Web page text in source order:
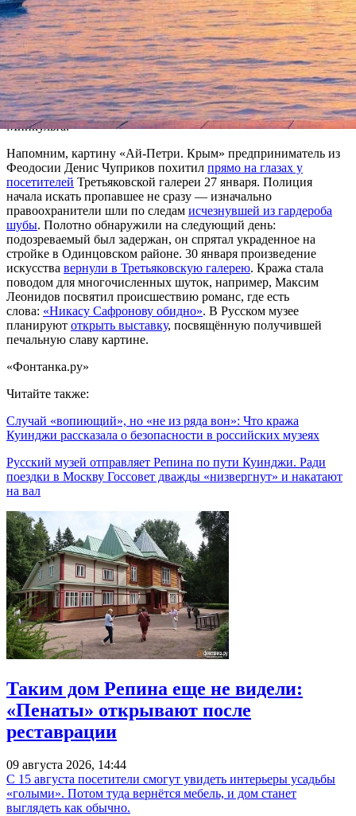
По сведениям журналистов, дисциплинарным взысканиям
также подвергнутся и другие сотрудники музея, в их числе
главный хранитель, начальники выставочного отдела и отдела
музейных смотрителей. Начальник службы безопасности
Третьяковки будет уволен. Инцидент произошёл «в результате
раскоординированности действий структурных
подразделений музея», цитирует РБК пресс-службу
Минкульта.
Напомним, картину «Ай-Петри. Крым» предприниматель из
Феодосии Денис Чуприков похитил прямо на глазах у
посетителей Третьяковской галереи 27 января. Полиция
начала искать пропавшее не сразу — изначально
правоохранители шли по следам исчезнувшей из гардероба
шубы. Полотно обнаружили на следующий день:
подозреваемый был задержан, он спрятал украденное на
стройке в Одинцовском районе. 30 января произведение
искусства вернули в Третьяковскую галерею. Кража стала
поводом для многочисленных шуток, например, Максим
Леонидов посвятил происшествию романс, где есть
слова: «Никасу Сафронову обидно». В Русском музее
планируют открыть выставку, посвящённую получившей
печальную славу картине.
«Фонтанка.ру»
Читайте также:
Случай «вопиющий», но «не из ряда вон»: Что кража
Куинджи рассказала о безопасности в российских музеях
Русский музей отправляет Репина по пути Куинджи. Ради
поездки в Москву Госсовет дважды «низвергнут» и накатают
на вал
Таким дом Репина еще не видели:
«Пенаты» открывают после
реставрации
09 августа 2026, 14:44
С 15 августа посетители смогут увидеть интерьеры усадьбы
«голыми». Потом туда вернётся мебель, и дом станет
выглядеть как обычно.